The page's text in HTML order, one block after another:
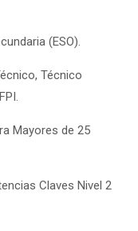
(ESO).
Técnico
Mayores de 25
Claves Nivel 2